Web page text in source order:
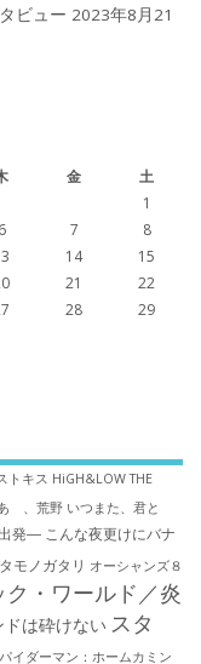
ビュー 2023年8月21
金
土
1
6 7
8
14
15
21
22
28
29
トキス HiGH&LOW THE
ゝ、荒野 いつまた、君と
発― こんな夜更けにバナ
モノガタリ オーシャンズ８
ク・ワールド／炎
は砕けない スタ
イダーマン：ホームカミン